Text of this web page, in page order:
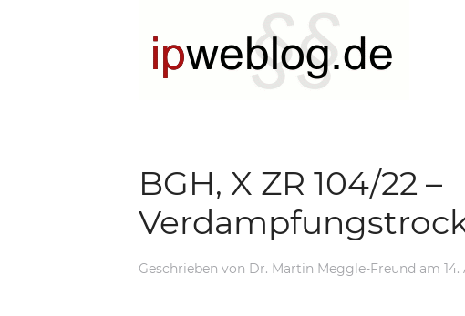
BGH, X ZR 104/22 –
Geschrieben von Dr. Martin Meggle-Freund am